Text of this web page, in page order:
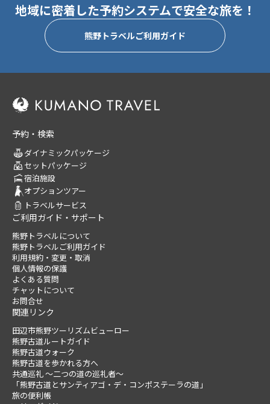
地域に密着した予約システムで安全な旅を！
熊野トラベルご利用ガイド
予約・検索
ダイナミックパッケージ
セットパッケージ
宿泊施設
オプションツアー
トラベルサービス
ご利用ガイド・サポート
熊野トラベルについて
熊野トラベルご利用ガイド
利用規約・変更・取消
個人情報の保護
よくある質問
チャットについて
お問合せ
関連リンク
田辺市熊野ツーリズムビューロー
熊野古道ルートガイド
熊野古道ウォーク
熊野古道を歩かれる方へ
共通巡礼 ～二つの道の巡礼者～
「熊野古道とサンティアゴ・デ・コンポステーラの道」
旅の便利帳